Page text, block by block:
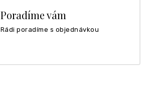
Poradíme vám
Rádi poradíme s objednávkou